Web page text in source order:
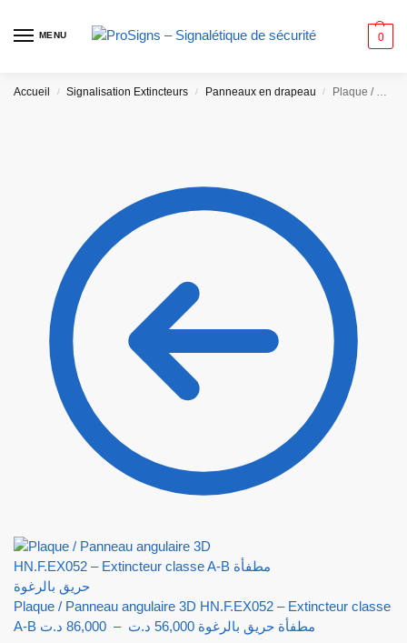
MENU 0
Accueil / Signalisation Extincteurs / Panneaux en drapeau /
Plaque / Panneau angulaire 3D HN.F.EX052 – Extincteur classe
A-B مطفأة حريق بالرغوة 56,000 د.ت –
86,000 د.ت